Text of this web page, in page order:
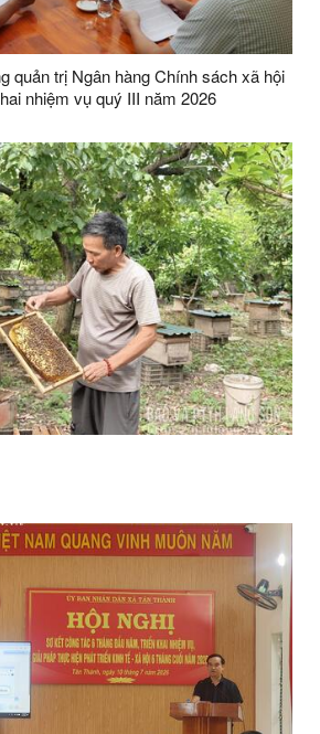
quản trị Ngân hàng Chính sách xã hội
nhiệm vụ quý III năm 2026